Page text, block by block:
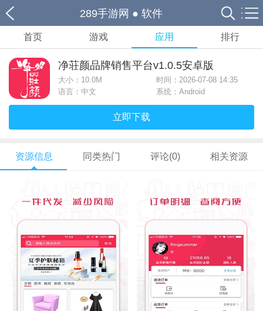
289手游网 ● 软件
首页 游戏 应用 排行
净荘颜品牌销售平台v1.0.5安卓版
大小： 10.0M
时间：2026-07-08 14:35
语言：中文
系统：Android
立即下载
资源信息 同类热门 评论(0) 相关资源